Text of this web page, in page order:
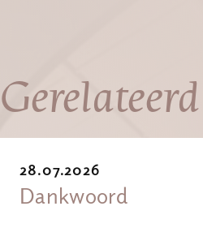
28.07.2026
Dankwoord